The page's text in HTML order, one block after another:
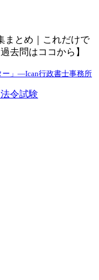
まとめ｜これだけで
去問はココから】
ー」―Ican行政書士事務所
令試験